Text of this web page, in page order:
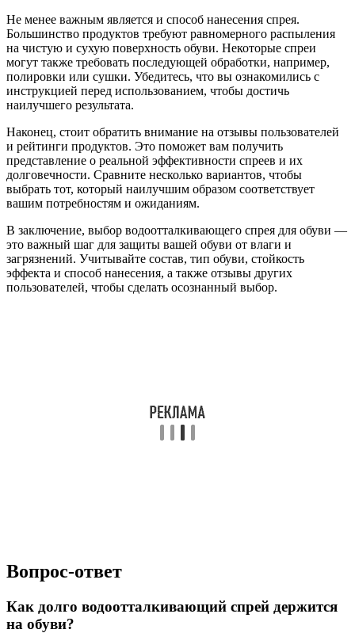
Не менее важным является и способ нанесения спрея.
Большинство продуктов требуют равномерного распыления
на чистую и сухую поверхность обуви. Некоторые спреи
могут также требовать последующей обработки, например,
полировки или сушки. Убедитесь, что вы ознакомились с
инструкцией перед использованием, чтобы достичь
наилучшего результата.
Наконец, стоит обратить внимание на отзывы пользователей
и рейтинги продуктов. Это поможет вам получить
представление о реальной эффективности спреев и их
долговечности. Сравните несколько вариантов, чтобы
выбрать тот, который наилучшим образом соответствует
вашим потребностям и ожиданиям.
В заключение, выбор водоотталкивающего спрея для обуви —
это важный шаг для защиты вашей обуви от влаги и
загрязнений. Учитывайте состав, тип обуви, стойкость
эффекта и способ нанесения, а также отзывы других
пользователей, чтобы сделать осознанный выбор.
Вопрос-ответ
Как долго водоотталкивающий спрей держится
на обуви?